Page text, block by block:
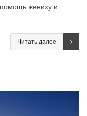
жениху и
Читать далее